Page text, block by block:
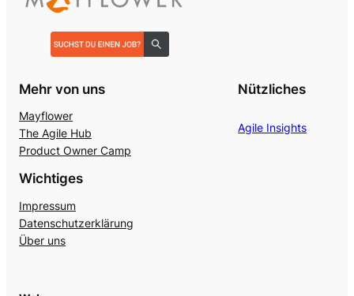
Mehr von uns
Mayflower
The Agile Hub
Product Owner Camp
Nützliches
Agile Insights
Wichtiges
Impressum
Datenschutzerklärung
Über uns